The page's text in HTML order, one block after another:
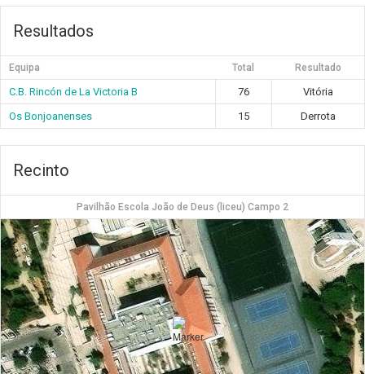
Resultados
Equipa Total Resultado
C.B. Rincón de La Victoria B 76
Vitória
Os Bonjoanenses
15 Derrota
Recinto
Pavilhão Escola João de Deus (liceu) Campo 2